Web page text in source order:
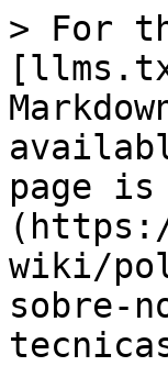
> For
page
wiki/
sobre-